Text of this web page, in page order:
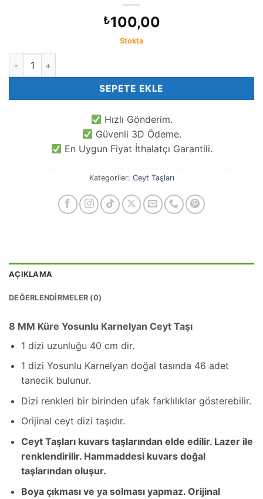
₺100,00
Stokta
8 MM Küre Yosunlu Karnelyan Ceyt Taşı adet
SEPETE EKLE
Hızlı Gönderim.
Güvenli 3D Ödeme.
En Uygun Fiyat İthalatçı Garantili.
Kategoriler: Ceyt Taşları
AÇIKLAMA
DEĞERLENDIRMELER (0)
8 MM Küre Yosunlu Karnelyan Ceyt Taşı
1 dizi uzunluğu 40 cm dir.
1 dizi Yosunlu Karnelyan doğal tasında 46 adet
tanecik bulunur.
Dizi renkleri bir birinden ufak farklılıklar gösterebilir.
Orijinal ceyt dizi taşıdır.
Ceyt Taşları kuvars taşlarından elde edilir. Lazer ile
renklendirilir. Hammaddesi kuvars doğal
taşlarından oluşur.
Boya çıkması ve ya solması yapmaz. Orijinal